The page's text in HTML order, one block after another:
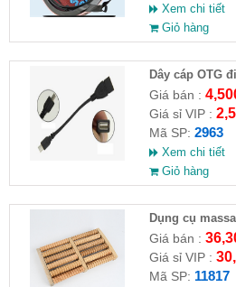
Xem chi tiết
Giỏ hàng
Dây cáp OTG
Giá bán :
Giá sỉ VIP :
Mã SP: 2963
Xem chi tiết
Giỏ hàng
Dụng cụ
Giá bán :
Giá sỉ VIP :
Mã SP: 11817